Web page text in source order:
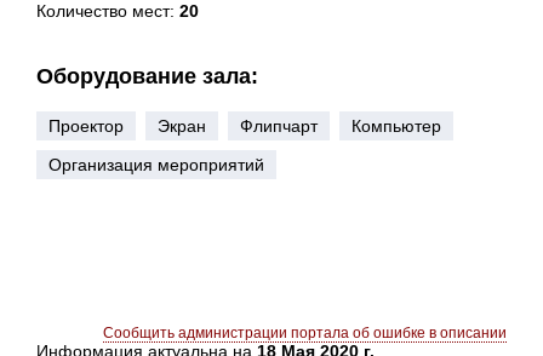
Количество мест: 20
Оборудование зала:
Проектор Экран Флипчарт
Компьютер
Организация мероприятий
Сообщить администрации портала об ошибке в описании
Информация актуальна на 18 Мая 2020 г.